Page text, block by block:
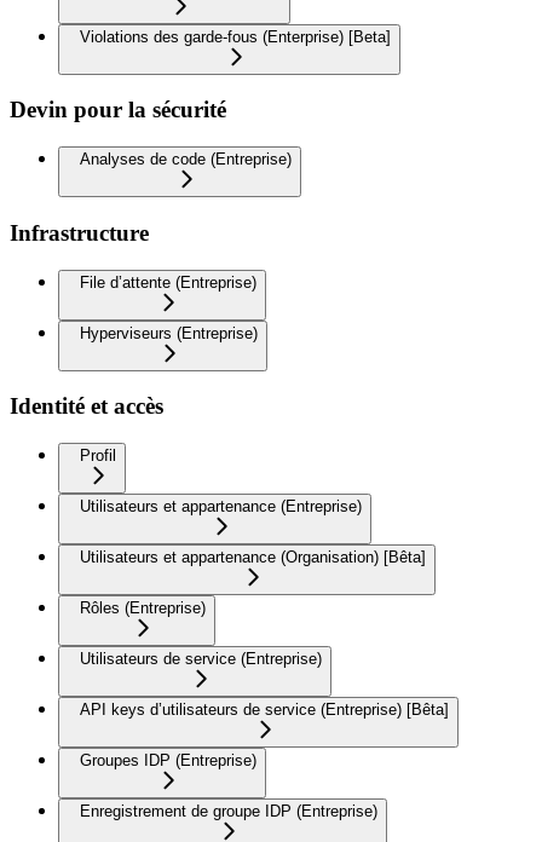
Violations des garde-fous (Enterprise) [Beta]
Devin pour la sécurité
Analyses de code (Entreprise)
Infrastructure
File d’attente (Entreprise)
Hyperviseurs (Entreprise)
Identité et accès
Profil
Utilisateurs et appartenance (Entreprise)
Utilisateurs et appartenance (Organisation) [Bêta]
Rôles (Entreprise)
Utilisateurs de service (Entreprise)
API keys d’utilisateurs de service (Entreprise) [Bêta]
Groupes IDP (Entreprise)
Enregistrement de groupe IDP (Entreprise)